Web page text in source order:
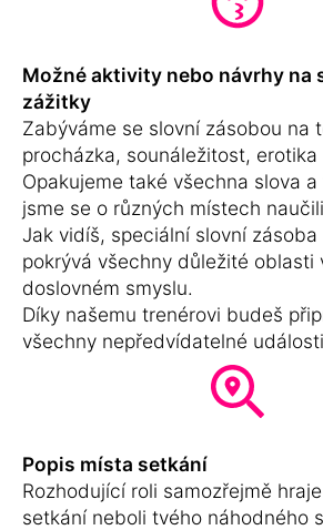
Možné aktivity nebo návrhy na
zážitky
Zabýváme se slovní zásobou na
procházka, sounáležitost, erotika
Opakujeme také všechna slova
jsme se o různých místech
Jak vidíš, speciální slovní
pokrývá všechny důležité oblasti
doslovném smyslu.
Díky našemu trenérovi budeš
všechny nepředvídatelné
Popis místa setkání
Rozhodující roli samozřejmě
setkání neboli tvého náhodného